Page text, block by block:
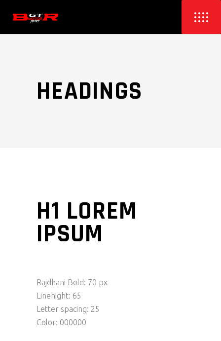
HEADINGS
H1 LOREM
IPSUM
Rajdhani Bold: 70 px
Linehight: 65
Letter spacing: 25
Color: 000000